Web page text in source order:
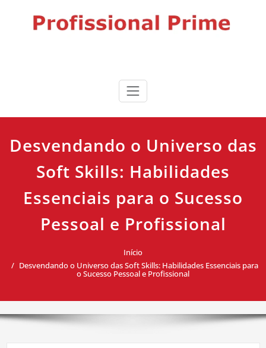
Profissional Prime
impulsionar sua carreira.
Desvendando o Universo das
Soft Skills: Habilidades
Essenciais para o Sucesso
Pessoal e Profissional
Início
Desvendando o Universo das Soft Skills: Habilidades Essenciais para
o Sucesso Pessoal e Profissional